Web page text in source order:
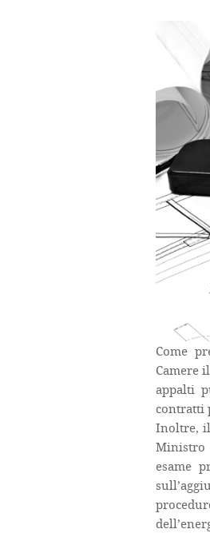
Come
Camere
appalti
contratti
Inoltre, il
Ministro
esame